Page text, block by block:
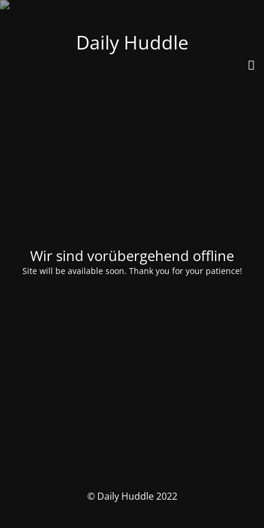
Daily Huddle
Wir sind vorübergehend offline
Site will be available soon. Thank you for your patience!
© Daily Huddle 2022